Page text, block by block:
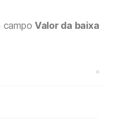
campoValor da baixa